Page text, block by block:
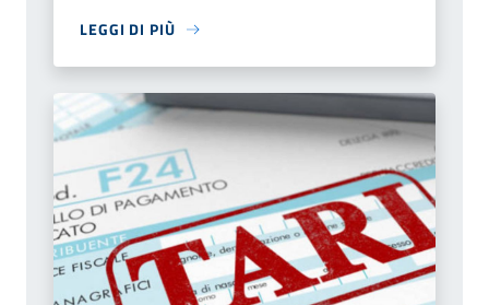
LEGGI DI PIÙ